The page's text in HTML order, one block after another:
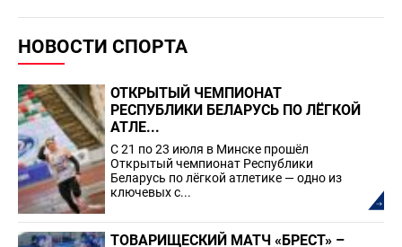
НОВОСТИ СПОРТА
ОТКРЫТЫЙ ЧЕМПИОНАТ
РЕСПУБЛИКИ БЕЛАРУСЬ ПО ЛЁГКОЙ
АТЛЕ...
С 21 по 23 июля в Минске прошёл
Открытый чемпионат Республики
Беларусь по лёгкой атлетике — одно из
ключевых с...
ТОВАРИЩЕСКИЙ МАТЧ «БРЕСТ» –